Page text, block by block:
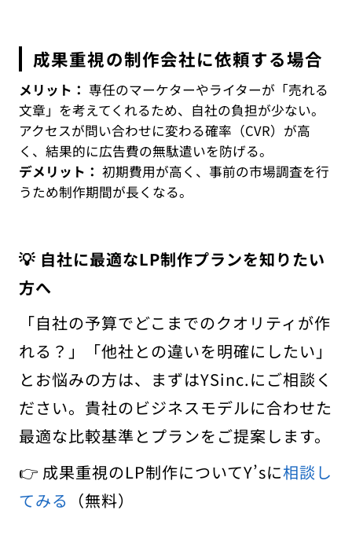
成果重視の制作会社に依頼する場合
メリット： 専任のマーケターやライターが「売れる
文章」を考えてくれるため、自社の負担が少ない。
アクセスが問い合わせに変わる確率（CVR）が高
く、結果的に広告費の無駄遣いを防げる。
デメリット： 初期費用が高く、事前の市場調査を行
うため制作期間が長くなる。
💡 自社に最適なLP制作プランを知りたい
方へ
「自社の予算でどこまでのクオリティが作
れる？」「他社との違いを明確にしたい」
とお悩みの方は、まずはYSinc.にご相談く
ださい。貴社のビジネスモデルに合わせた
最適な比較基準とプランをご提案します。
👉 成果重視のLP制作についてY’sに相談し
てみる （無料）